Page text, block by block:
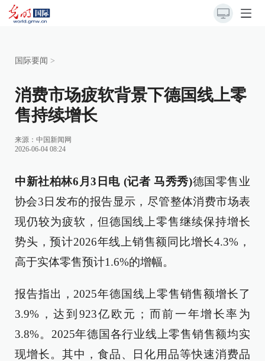
国际要闻 >
消费市场疲软背景下德国线上零
售持续增长
来源： 中国新闻网
2026-06-04 08:24
中新社柏林6月3日电 (记者 马秀秀)德国零售业
协会3日发布的报告显示，尽管整体消费市场表
现仍较为疲软，但德国线上零售继续保持增长
势头，预计2026年线上销售额同比增长4.3%，
高于实体零售预计1.6%的增幅。
报告指出，2025年德国线上零售销售额增长了
3.9%，达到923亿欧元；而前一年增长率为
3.8%。2025年德国各行业线上零售销售额均实
现增长。其中，食品、日化用品等快速消费品